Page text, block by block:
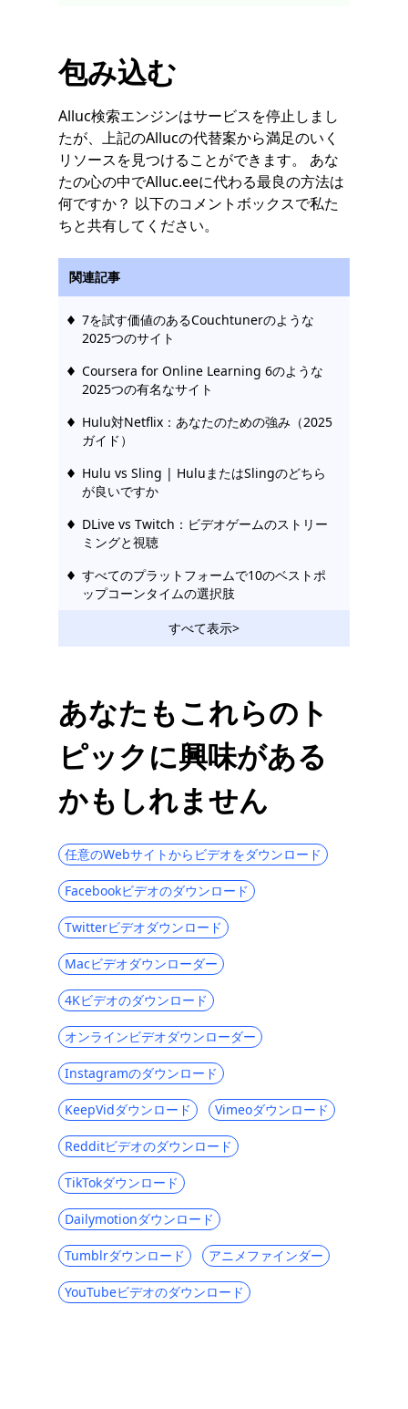
包み込む
Alluc検索エンジンはサービスを停止しまし
たが、上記のAllucの代替案から満足のいく
リソースを見つけることができます。 あな
たの心の中でAlluc.eeに代わる最良の方法は
何ですか？ 以下のコメントボックスで私た
ちと共有してください。
関連記事
7を試す価値のあるCouchtunerのような
2025つのサイト
Coursera for Online Learning 6のような
2025つの有名なサイト
Hulu対Netflix：あなたのための強み（2025
ガイド）
Hulu vs Sling | HuluまたはSlingのどちら
が良いですか
DLive vs Twitch：ビデオゲームのストリー
ミングと視聴
すべてのプラットフォームで10のベストポ
ップコーンタイムの選択肢
Vumooのようなサイト：無料で安定したビ
デオストリーミングサイト
Alternativesからダウンロード
漫画を見る10年のKimCartoonの代替案トッ
プ2025
新
イト
あなたが好きになる英語字幕付きのトップ5
韓国ドラマウェブサイト
トップ6プライムワイヤー代替[プライムワ
イヤーのような最高の無料サイト]
ト[2025]
トップ5 TVMuse代替[映画のダウンロード
方法]
SolarMovieのような最高のサイトで映画を
視聴およびダウンロード
HuluとAmazon Prime：包括的な比較
[2025]
Tubi TVなどのトップ5サイト：無料のオン
ライン映画サイト[2025]
フィロvsスリング：見逃せない5つのポイン
ト[2025]
すべて表示>
あなたもこれらのト
ピックに興味がある
かもしれません
任意のWebサイトからビデオをダウンロード
Facebookビデオのダウンロード
Twitterビデオダウンロード
Macビデオダウンローダー
4Kビデオのダウンロード
オンラインビデオダウンローダー
Instagramのダウンロード
KeepVidダウンロード Vimeoダウンロード
Redditビデオのダウンロード
TikTokダウンロード
Dailymotionダウンロード
Tumblrダウンロード アニメファインダー
YouTubeビデオのダウンロード